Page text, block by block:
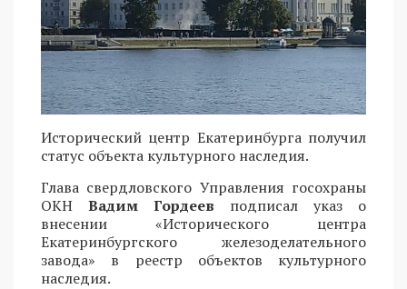
Исторический центр Екатеринбурга получил
статус объекта культурного наследия.
Глава свердловского Управления госохраны
ОКН Вадим Гордеев подписал указ о
внесении «Исторического центра
Екатеринбургского железоделательного
завода» в реестр объектов культурного
наследия.